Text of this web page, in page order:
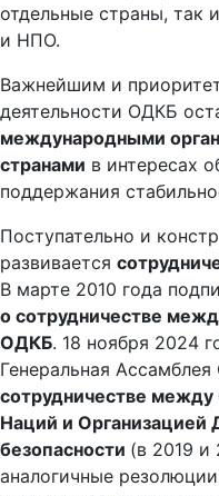
отдельные страны, так
и НПО.
Важнейшим и
деятельности ОДКБ
международными
странами в интересах
поддержания
Поступательно и
развивается
В марте 2010 года
о сотрудничестве
ОДКБ. 18 ноября 2024
Генеральная
сотрудничестве
Наций и Организацией
безопасности (в 2019 и
аналогичные